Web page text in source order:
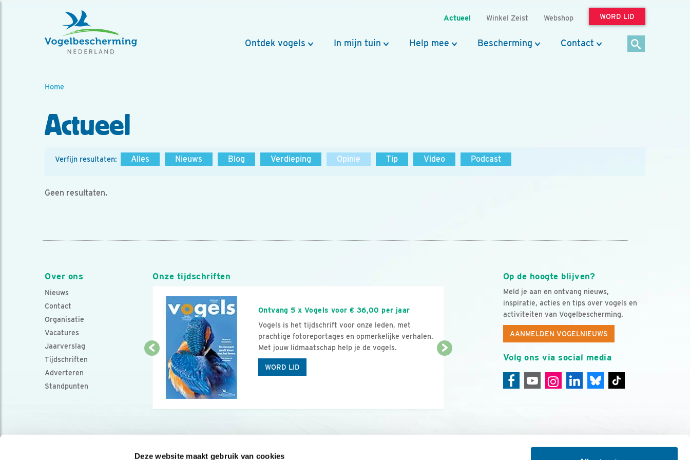
Deze website maakt gebruik van cookies
Actueel Winkel Zeist Webshop WORD LID
Ontdek vogels In mijn tuin Help mee Bescherming Contact
Home
Actueel
Verfijn resultaten: Alles Nieuws Blog Verdieping Opinie Tip Video Podcast
Geen resultaten.
Over ons
Nieuws
Contact
Organisatie
Vacatures
Jaarverslag
Tijdschriften
Adverteren
Standpunten
Op de hoogte blijven?
Meld je aan en ontvang nieuws,
inspiratie, acties en tips over vogels en
activiteiten van Vogelbescherming.
AANMELDEN VOGELNIEUWS
Volg ons via social media
Onze tijdschriften
Ontvang 5 x Vogels voor € 36,00 per jaar
Vogels is het tijdschrift voor onze leden, met
prachtige fotoreportages en opmerkelijke verhalen.
Met jouw lidmaatschap help je de vogels.
WORD LID